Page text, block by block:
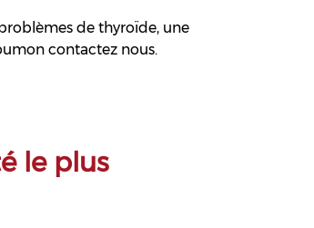
de thyroïde, une
contactez nous.
le plus